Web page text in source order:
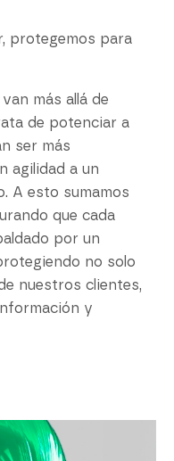
protegemos para
más allá de
de potenciar a
ser más
agilidad a un
A esto sumamos
que cada
por un
no solo
nuestros clientes,
y